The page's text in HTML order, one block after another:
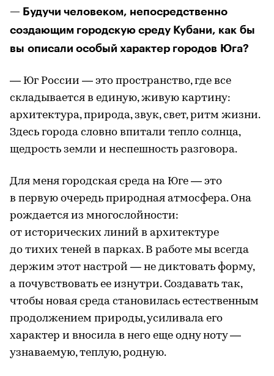
— Будучи человеком, непосредственно
создающим городскую среду Кубани, как бы
вы описали особый характер городов Юга?
— Юг России — это пространство, где все
складывается в единую, живую картину:
архитектура, природа, звук, свет, ритм жизни.
Здесь города словно впитали тепло солнца,
щедрость земли и неспешность разговора.
Для меня городская среда на Юге — это
в первую очередь природная атмосфера. Она
рождается из многослойности:
от исторических линий в архитектуре
до тихих теней в парках. В работе мы всегда
держим этот настрой — не диктовать форму,
а почувствовать ее изнутри. Создавать так,
чтобы новая среда становилась естественным
продолжением природы, усиливала его
характер и вносила в него еще одну ноту —
узнаваемую, теплую, родную.